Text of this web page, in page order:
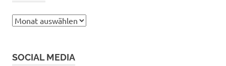
Archiv
SOCIAL MEDIA